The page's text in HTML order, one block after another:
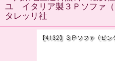
ユ イタリア製３Ｐソファ
タレッリ社